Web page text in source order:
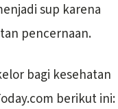
sup karena
pencernaan.
bagi kesehatan
berikut ini: